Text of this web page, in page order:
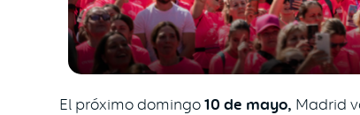
El próximo domingo10 de mayo, Madrid